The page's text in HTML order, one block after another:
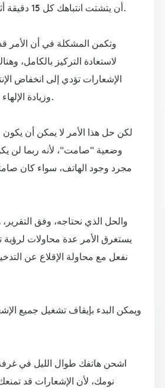
أن يتشتت انتباهك كل 15 دقيقة أثناء العمل أو الدراسة.
وتكمن المشكلة في أن الأمر
لاستعادة التركيز بالكامل،
الإشعارات تؤدي إلى انخفاض
وزيادة الإلهاء في العمل والمدرسة.
لكن حل هذا الأمر لا يمكن أن
وضعية "صامت"، لأنه ربما لن
مجرد وجود الهاتف، سواء كان
والحل الذي نحتاجه، وفق
يستغرق الأمر عدة محاولات لرؤية
نفعل مع محاولة الإقلاع عن
ويمكن البدء بإيقاف تشغيل جميع
نومك، لأن الإشعارات قد